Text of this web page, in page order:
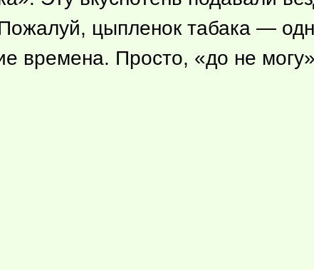
цыпленок табака —
времена. Просто, «до не